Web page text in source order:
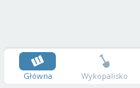
Główna Wykopalisko